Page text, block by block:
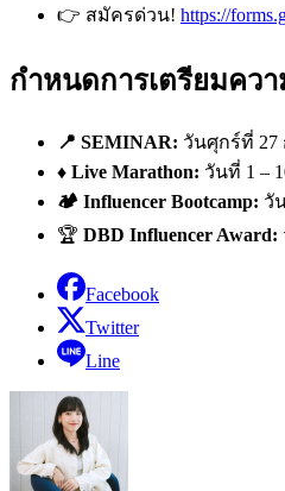
👉 สมัครด่วน! https://
กำหนดการเตรียมคว
📍 SEMINAR: วันศุกร์ที่ 27
♦️ Live Marathon: วันที่ 1 –
🏕️ Influencer Bootcamp: วั
🏆 DBD Influencer Award:
Facebook
Twitter
Line